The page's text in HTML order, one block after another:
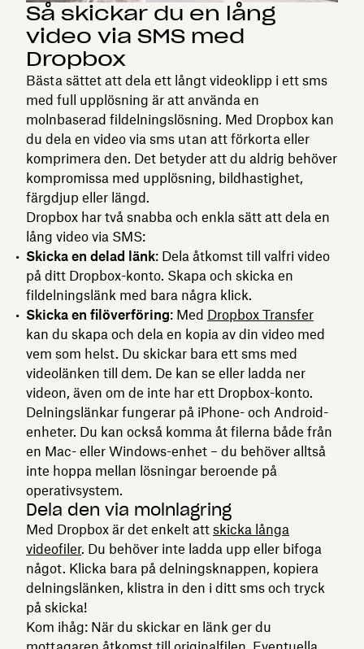
Så skickar du en lång
video via SMS med
Dropbox
Bästa sättet att dela ett långt videoklipp i ett sms
med full upplösning är att använda en
molnbaserad fildelningslösning. Med Dropbox kan
du dela en video via sms utan att förkorta eller
komprimera den. Det betyder att du aldrig behöver
kompromissa med upplösning, bildhastighet,
färgdjup eller längd.
Dropbox har två snabba och enkla sätt att dela en
lång video via SMS:
Skicka en delad länk: Dela åtkomst till valfri video
på ditt Dropbox-konto. Skapa och skicka en
fildelningslänk med bara några klick.
Skicka en filöverföring: Med Dropbox Transfer
kan du skapa och dela en kopia av din video med
vem som helst. Du skickar bara ett sms med
videolänken till dem. De kan se eller ladda ner
videon, även om de inte har ett Dropbox-konto.
Delningslänkar fungerar på iPhone- och Android-
enheter. Du kan också komma åt filerna både från
en Mac- eller Windows-enhet – du behöver alltså
inte hoppa mellan lösningar beroende på
operativsystem.
Dela den via molnlagring
Med Dropbox är det enkelt att skicka långa
videofiler. Du behöver inte ladda upp eller bifoga
något. Klicka bara på delningsknappen, kopiera
delningslänken, klistra in den i ditt sms och tryck
på skicka!
Kom ihåg: När du skickar en länk ger du